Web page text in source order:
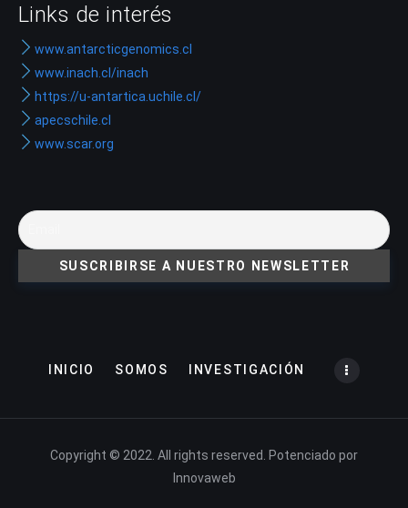
Links de interés
www.antarcticgenomics.cl
www.inach.cl/inach
https://u-antartica.uchile.cl/
apecschile.cl
www.scar.org
INICIO SOMOS INVESTIGACIÓN
Copyright © 2022. All rights reserved. Potenciado por
Innovaweb